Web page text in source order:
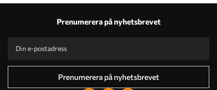
Prenumerera på nyhetsbrevet
Prenumerera på nyhetsbrevet